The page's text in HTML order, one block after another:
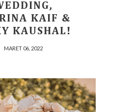
KAIF &
KAUSHAL!
MARET 06, 2022